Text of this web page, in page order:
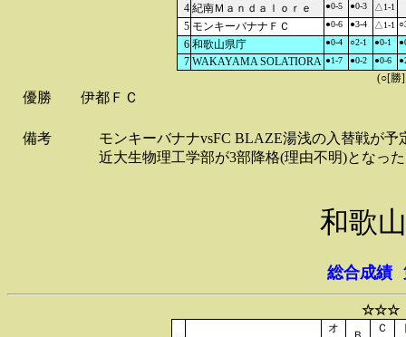
4 紀南Ｍａｎｄａｌｏｒｅ ●0-5 ●0-3 △1-1
5 モンキーバナナＦＣ ●0-6 ●3-4 △1-1
6 和歌山県庁 ●0-4 ○2-1 ●0-1
7 WAKAYAMA SOLATIORA ●1-7 ●0-2 ●0-6
(○[勝
優勝 伊都ＦＣ
備考
モンキーバナナvsFC BLAZE湯浅の入替戦が予
近大生物理工学部が3部降格(理由不明)となっ
和歌
総合成績
☆☆☆
オ
Ｃ